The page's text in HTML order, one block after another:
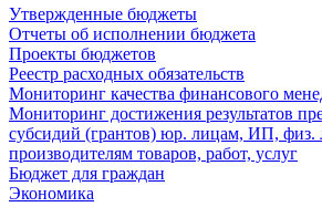
Утвержденные бюджеты
Отчеты об исполнении бюджета
Проекты бюджетов
Реестр расходных обязательств
Мониторинг качества финансового
Мониторинг достижения результатов
субсидий (грантов) юр. лицам, ИП, физ.
производителям товаров, работ, услуг
Бюджет для граждан
Экономика